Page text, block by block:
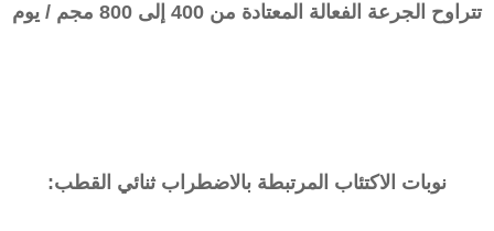
تتراوح الجرعة الفعالة المعتادة من 400 إلى 800 مجم / يوم
نوبات الاكتئاب المرتبطة بالاضطراب ثنائي القطب: